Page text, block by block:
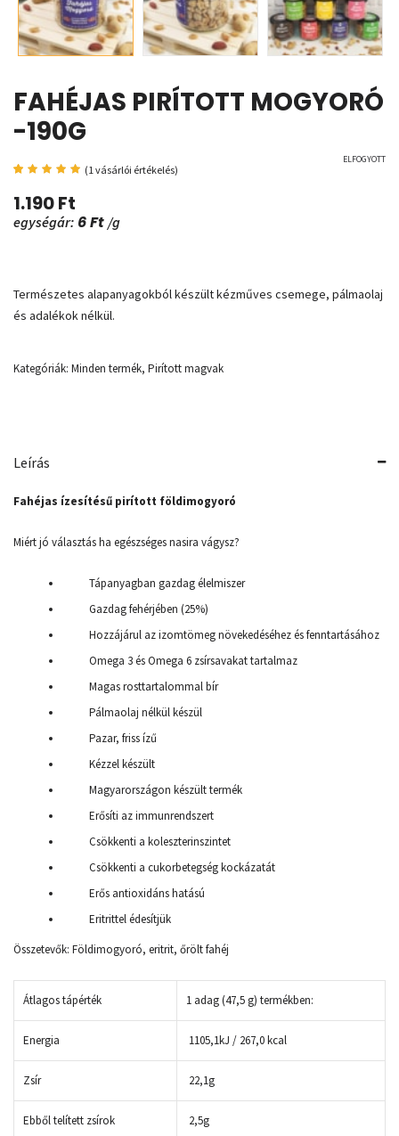
FAHÉJAS PIRÍTOTT MOGYORÓ
-190G
ELFOGYOTT
5-ből,
értékelés
alapján
(1vásárlói értékelés)
1.190Ft
egységár: 6Ft /g
Természetes alapanyagokból készült kézműves csemege, pálmaolaj
és adalékok nélkül.
Kategóriák: Minden termék, Pirított magvak
Leírás
Fahéjas ízesítésű pirított földimogyoró
Miért jó választás ha egészséges nasira vágysz?
Tápanyagban gazdag élelmiszer
Gazdag fehérjében (25%)
Hozzájárul az izomtömeg növekedéséhez és fenntartásához
Omega 3 és Omega 6 zsírsavakat tartalmaz
Magas rosttartalommal bír
Pálmaolaj nélkül készül
Pazar, friss ízű
Kézzel készült
Magyarországon készült termék
Erősíti az immunrendszert
Csökkenti a koleszterinszintet
Csökkenti a cukorbetegség kockázatát
Erős antioxidáns hatású
Eritrittel édesítjük
Összetevők: Földimogyoró, eritrit, őrölt fahéj
Átlagos tápérték 1 adag (47,5 g) termékben:
Energia 1105,1kJ / 267,0 kcal
Zsír 22,1g
Ebből telített zsírok 2,5g